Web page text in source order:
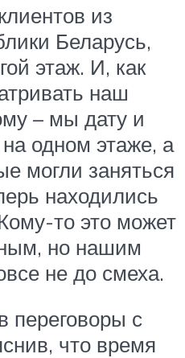
из
Беларусь,
этаж. И, как
наш
– мы дату и
одном этаже, а
могли заняться
находились
то это может
но нашим
не до смеха.
переговоры с
что время